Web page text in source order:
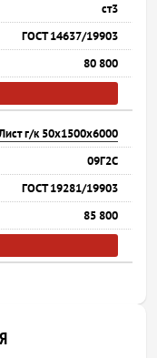
ст3
ГОСТ 14637/19903
80 800
г/к 50х1500х6000
09Г2С
ГОСТ 19281/19903
85 800